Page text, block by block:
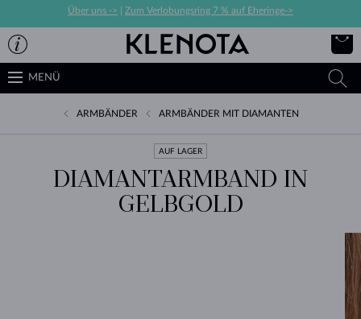
Über uns -> Zum Verlobungsring 7 % auf Eheringe->
MENÜ
ARMBÄNDER ARMBÄNDER MIT DIAMANTEN
AUF LAGER
DIAMANTARMBAND IN
GELBGOLD